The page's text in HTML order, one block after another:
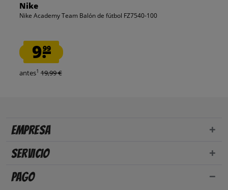
Nike
Nike Academy Team Balón de fútbol FZ7540-100
9.99
antes1 19,99 €
Empresa
Servicio
Pago